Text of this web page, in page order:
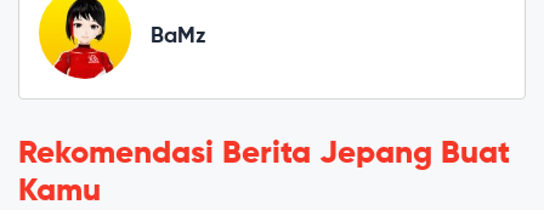
BaMz
Rekomendasi Berita Jepang Buat
Kamu